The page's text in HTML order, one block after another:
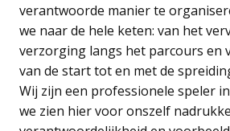
verantwoorde manier te
we naar de hele keten: van het
verzorging langs het parcours en
van de start tot en met de
Wij zijn een professionele speler
we zien hier voor onszelf